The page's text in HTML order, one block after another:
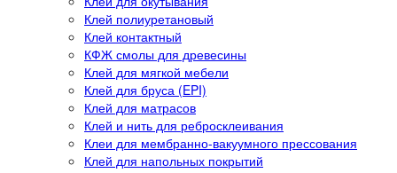
Клей полиуретановый
Клей контактный
КФЖ смолы для древесины
Клей для мягкой мебели
Клей для бруса (EPI)
Клей для матрасов
Клей и нить для ребросклеивания
Клеи для мембранно-вакуумного прессования
Клей для напольных покрытий